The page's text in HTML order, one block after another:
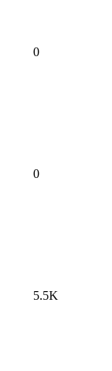
0
0
5.5K